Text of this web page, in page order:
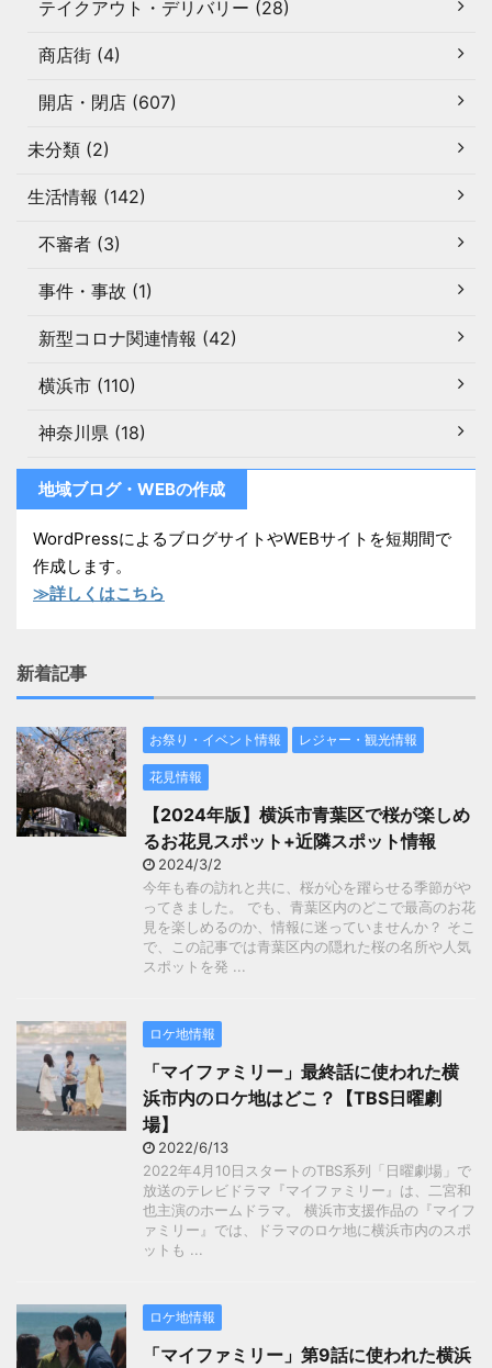
テイクアウト・デリバリー (28)
商店街 (4)
開店・閉店 (607)
未分類 (2)
生活情報 (142)
不審者 (3)
事件・事故 (1)
新型コロナ関連情報 (42)
横浜市 (110)
神奈川県 (18)
地域ブログ・WEBの作成
WordPressによるブログサイトやWEBサイトを短期間で
作成します。
≫詳しくはこちら
新着記事
お祭り・イベント情報 レジャー・観光情報
花見情報
【2024年版】横浜市青葉区で桜が楽しめ
るお花見スポット+近隣スポット情報
2024/3/2
今年も春の訪れと共に、桜が心を躍らせる季節がや
ってきました。 でも、青葉区内のどこで最高のお花
見を楽しめるのか、情報に迷っていませんか？ そこ
で、この記事では青葉区内の隠れた桜の名所や人気
スポットを発 ...
ロケ地情報
「マイファミリー」最終話に使われた横
浜市内のロケ地はどこ？【TBS日曜劇
場】
2022/6/13
2022年4月10日スタートのTBS系列「日曜劇場」で
放送のテレビドラマ『マイファミリー』は、二宮和
也主演のホームドラマ。 横浜市支援作品の『マイフ
ァミリー』では、ドラマのロケ地に横浜市内のスポ
ットも ...
ロケ地情報
「マイファミリー」第9話に使われた横浜